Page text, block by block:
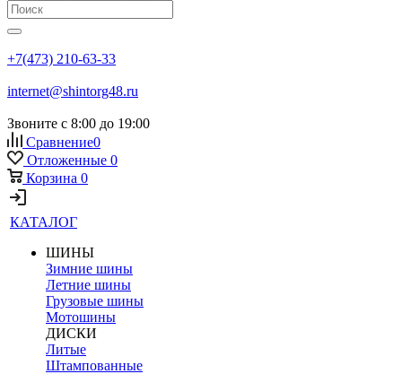
+7(473) 210-63-33
internet@shintorg48.ru
Звоните с 8:00 до 19:00
Сравнение0
Отложенные 0
Корзина 0
КАТАЛОГ
ШИНЫ
Зимние шины
Летние шины
Грузовые шины
Мотошины
ДИСКИ
Литые
Штампованные